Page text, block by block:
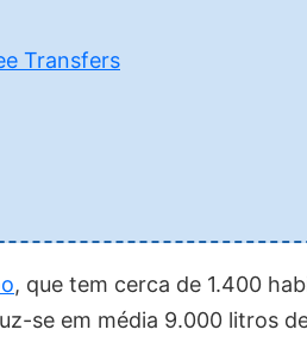
Transfers
, que tem cerca de 1.400
se em média 9.000 litros